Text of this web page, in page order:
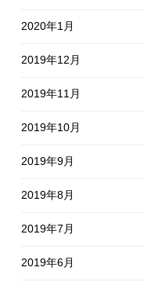
2020年1月
2019年12月
2019年11月
2019年10月
2019年9月
2019年8月
2019年7月
2019年6月